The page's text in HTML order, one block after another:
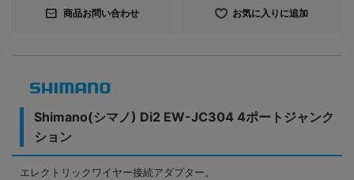
商品お問い合わせ お気に入りに追加
Shimano(シマノ) Di2 EW-JC304 4ポートジャンク
ション
エレクトリックワイヤー接続アダプター。